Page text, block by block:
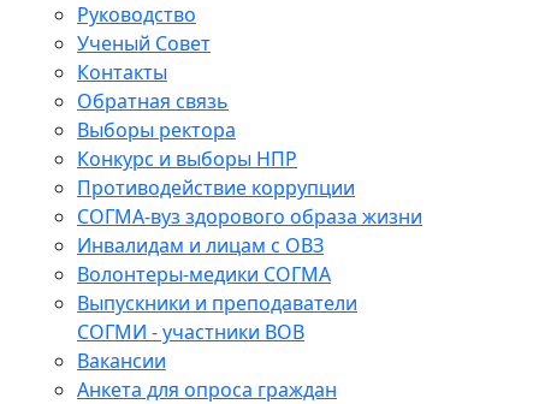
Руководство
Ученый Совет
Контакты
Обратная связь
Выборы ректора
Конкурс и выборы НПР
Противодействие коррупции
СОГМА-вуз здорового образа жизни
Инвалидам и лицам с ОВЗ
Волонтеры-медики СОГМА
Выпускники и преподаватели
СОГМИ - участники ВОВ
Вакансии
Анкета для опроса граждан